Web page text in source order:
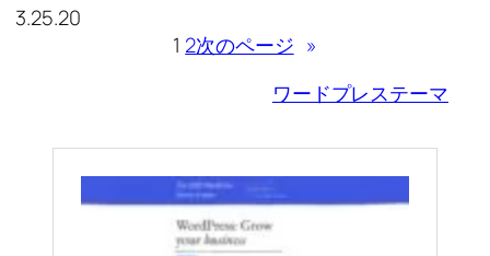
3.25.20
1 2次のページ »
ワードプレステーマ